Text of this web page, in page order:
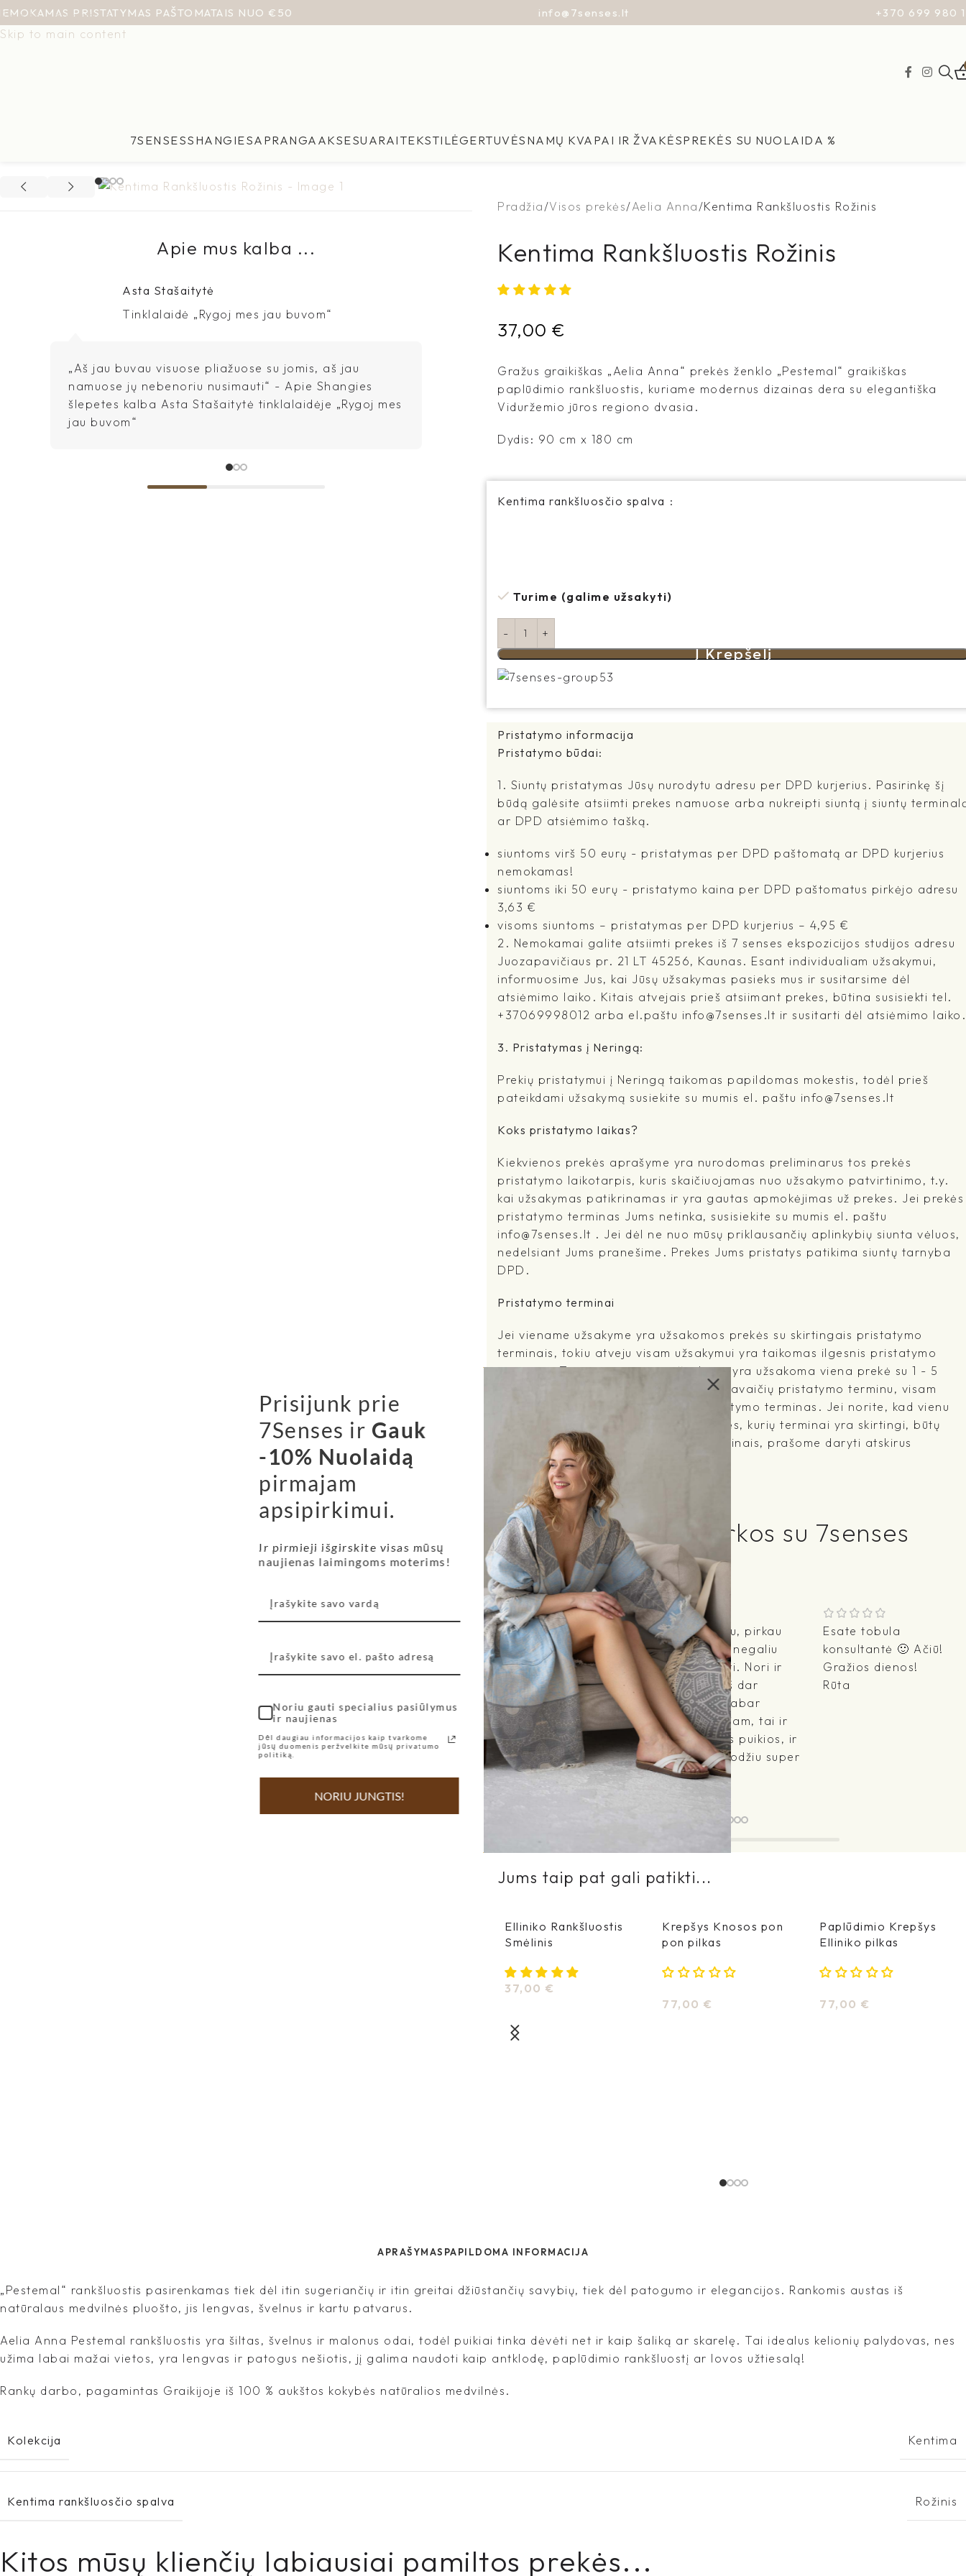
Skip to navigation
Skip to main content
PRISTATYMAS PAŠTOMATAIS NUO €50 info@7senses.lt +370 699 980
7SENSESSHANGIESAPRANGA AKSESUARAI TEKSTILĖGERTUVĖS NAMŲ KVAPAI IR ŽVAKĖSPREKĖS SU NUOLAIDA %
Apie mus kalba ...
Asta Stašaitytė
Tinklalaidė „Rygoj mes jau buvom“
„Aš jau buvau visuose pliažuose su jomis, aš jau
namuose jų nebenoriu nusimauti“ - Apie Shangies
šlepetes kalba Asta Stašaitytė tinklalaidėje „Rygoj mes
jau buvom“
Laura Šukienė
Tinklalaidė „Galiu aš, gali ir tu“
„7senses rasite visko, ko tik jums gali prireikti į
paplūdimį - rankšluosčių, delninių, šlepečių ir daug
tinklalaidėje „Galiu aš, gali ir tu“
„Shangies“ yra
Pradžia Visos prekės Aelia Anna Kentima Rankšluostis Rožinis
Kentima Rankšluostis Rožinis
37,00 €
Gražus graikiškas „Aelia Anna“ prekės ženklo „Pestemal“ graikiškas
paplūdimio rankšluostis, kuriame modernus dizainas dera su elegantiška
Viduržemio jūros regiono dvasia.
Dydis: 90 cm x 180 cm
Kentima rankšluosčio spalva
Turime (galime užsakyti)
Į Krepšelį
Pristatymo informacija
Pristatymo būdai:
1. Siuntų pristatymas Jūsų nurodytu adresu per DPD kurjerius. Pasirinkę šį
būdą galėsite atsiimti prekes namuose arba nukreipti siuntą į siuntų
ar DPD atsiėmimo tašką.
siuntoms virš 50 eurų - pristatymas per DPD paštomatą ar DPD kurjerius
nemokamas!
siuntoms iki 50 eurų - pristatymo kaina per DPD paštomatus pirkėjo adresu
3,63 €
visoms siuntoms – pristatymas per DPD kurjerius – 4,95 €
2. Nemokamai galite atsiimti prekes iš 7 senses ekspozicijos studijos adresu
Juozapavičiaus pr. 21 LT 45256, Kaunas. Esant individualiam užsakymui,
informuosime Jus, kai Jūsų užsakymas pasieks mus ir susitarsime dėl
atsiėmimo laiko. Kitais atvejais prieš atsiimant prekes, būtina susisiekti tel.
+37069998012 arba el.paštu info@7senses.lt ir susitarti dėl atsiėmimo laiko.
3. Pristatymas į Neringą:
Prekių pristatymui į Neringą taikomas papildomas mokestis, todėl prieš
pateikdami užsakymą susiekite su mumis el. paštu info@7senses.lt
Koks pristatymo laikas?
Kiekvienos prekės aprašyme yra nurodomas preliminarus tos prekės
pristatymo laikotarpis, kuris skaičiuojamas nuo užsakymo patvirtinimo, t.y.
kai užsakymas patikrinamas ir yra gautas apmokėjimas už prekes. Jei prekės
pristatymo terminas Jums netinka, susisiekite su mumis el. paštu
info@7senses.lt . Jei dėl ne nuo mūsų priklausančių aplinkybių siunta vėluos,
nedelsiant Jums pranešime. Prekes Jums pristatys patikima siuntų tarnyba
DPD.
Pristatymo terminai
Jei viename užsakyme yra užsakomos prekės su skirtingais pristatymo
terminais, tokiu atveju visam užsakymui yra taikomas ilgesnis pristatymo
terminas. Taigi, jei viename užsakyme yra užsakoma viena prekė su 1 - 5
dienų pristatymo terminu, o kita su 2 savaičių pristatymo terminu, visam
užsakymui bus taikomas ilgesnis pristatymo terminas. Jei norite, kad vienu
apsipirkimo metu Jūsų išsirinktos prekės, kurių terminai yra skirtingi, būtų
pristatomos skirtingais užsakymo terminais, prašome daryti atskirus
užsakymus.
Mūsų mylimų klienčių atsiliepimai
Mūsų klienčių akimirkos su 7senses
prekėmis...
Nerealiai patogios ir
gražios, visiem giriu ir
reklamuoju 🥰 Ačiū už
tokį gerį, parvežtą į
Lietuvėlę 🙂
Rūta
Kaip smagu, pirkau
šlepetes ir negaliu
atsidžiaugti. Nori ir
vyras, ir aš dar
basučių. Dabar
atostogaujam, tai ir
sušlapusios puikios, ir
neslysta, žodžiu super
produktas
Esate tobula
konsultantė 🙂 Ačiū!
Gražios dienos!
Rūta
Jums taip pat gali patikti...
Elliniko Rankšluostis
Smėlinis
37,00 €
Krepšys Knosos pon
pon pilkas
77,00 €
Paplūdimio Krepšys
Elliniko pilkas
77,00 €
APRAŠYMAS PAPILDOMA INFORMACIJA
„Pestemal“ rankšluostis pasirenkamas tiek dėl itin sugeriančių ir itin greitai džiūstančių savybių, tiek dėl patogumo ir elegancijos. Rankomis austas iš
natūralaus medvilnės pluošto, jis lengvas, švelnus ir kartu patvarus.
Aelia Anna Pestemal rankšluostis yra šiltas, švelnus ir malonus odai, todėl puikiai tinka dėvėti net ir kaip šaliką ar skarelę. Tai idealus kelionių palydovas, nes
užima labai mažai vietos, yra lengvas ir patogus nešiotis, jį galima naudoti kaip antklodę, paplūdimio rankšluostį ar lovos užtiesalą!
Rankų darbo, pagamintas Graikijoje iš 100 % aukštos kokybės natūralios medvilnės.
Kolekcija Kentima
Kentima rankšluosčio spalva Rožinis
Kitos mūsų klienčių labiausiai pamiltos prekės...
Prisijunk prie
7Senses ir Gauk
-10% Nuolaidą
pirmajam
apsipirkimui.
Ir pirmieji išgirskite visas mūsų
naujienas laimingoms moterims!
Noriu gauti specialius pasiūlymus
ir naujienas
Dėl daugiau informacijos kaip tvarkome
jūsų duomenis peržvelkite mūsų privatumo
politiką.
NORIU JUNGTIS!